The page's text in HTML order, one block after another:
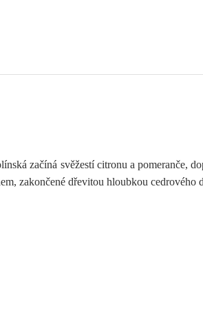
začíná svěžestí citronu a pomeranče,
zakončené dřevitou hloubkou cedrového